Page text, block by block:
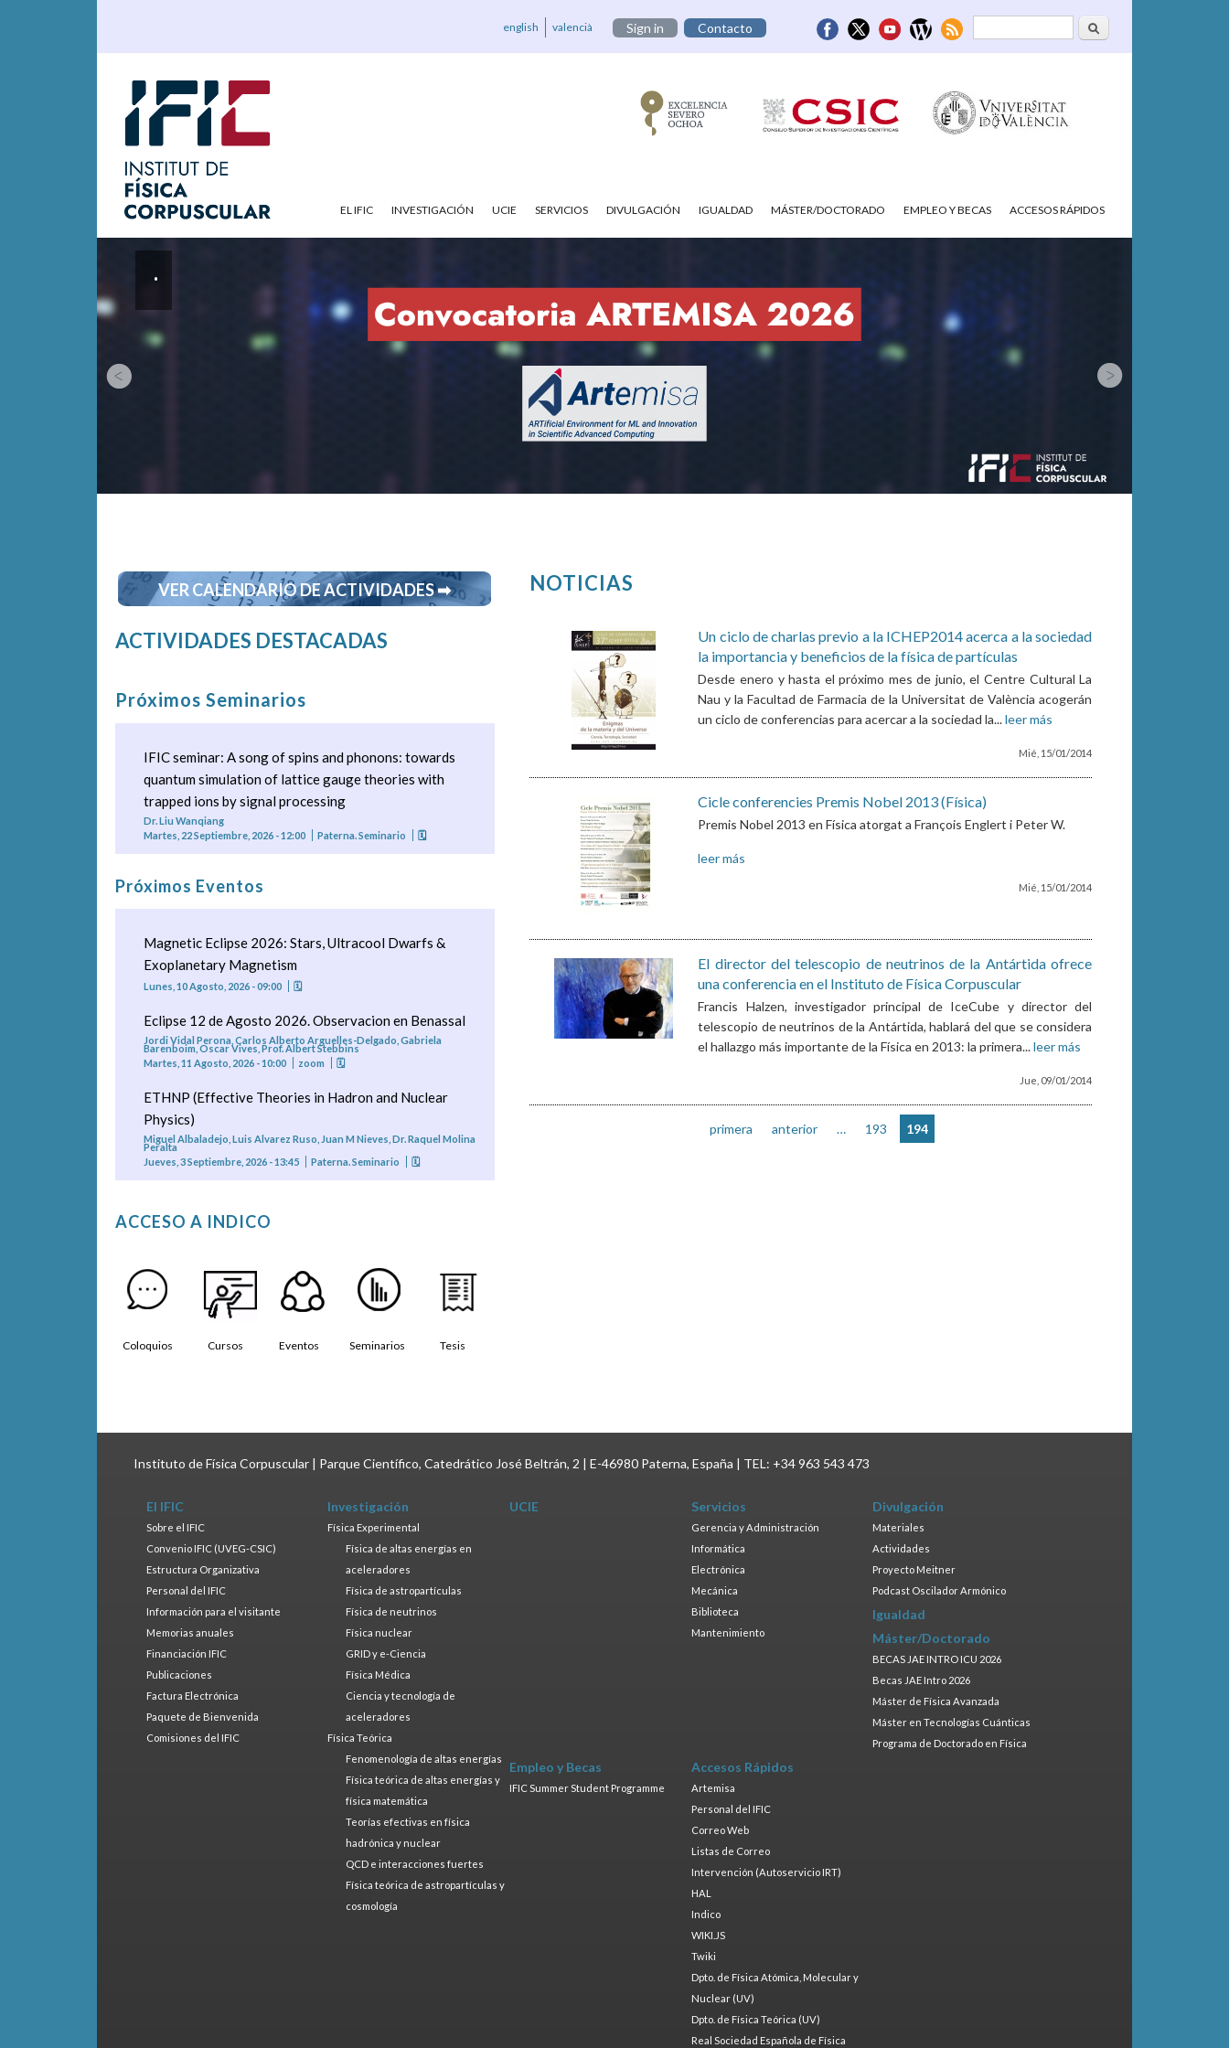
Formulario deBuscar
english valencià Sign in Contacto
EL IFIC INVESTIGACIÓN UCIE SERVICIOS DIVULGACIÓN IGUALDAD MÁSTER/DOCTORADO EMPLEO Y BECAS ACCESOS RÁPIDOS
.
NOTICIAS
Un ciclo de charlas previo a la ICHEP2014 acerca a la sociedad
la importancia y beneficios de la física de partículas
Desde enero y hasta el próximo mes de junio, el Centre Cultural La
Nau y la Facultad de Farmacia de la Universitat de València acogerán
un ciclo de conferencias para acercar a la sociedad la...leer más
Mié, 15/01/2014
Cicle conferencies Premis Nobel 2013 (Física)
Premis Nobel 2013 en Física atorgat a François Englert i Peter W.
leer más
Mié, 15/01/2014
El director del telescopio de neutrinos de la Antártida ofrece
una conferencia en el Instituto de Física Corpuscular
Francis Halzen, investigador principal de IceCube y director del
telescopio de neutrinos de la Antártida, hablará del que se considera
el hallazgo más importante de la Física en 2013: la primera...leer más
Jue, 09/01/2014
Páginas
primera anterior … 193 194
VER CALENDARIO DE ACTIVIDADES ➡
ACTIVIDADES DESTACADAS
Próximos Seminarios
IFIC seminar: A song of spins and phonons: towards
quantum simulation of lattice gauge theories with
trapped ions by signal processing
Dr. Liu Wanqiang
Martes, 22 Septiembre, 2026 - 12:00
Paterna. Seminario 🗓
Próximos Eventos
Magnetic Eclipse 2026: Stars, Ultracool Dwarfs &
Exoplanetary Magnetism
Lunes, 10 Agosto, 2026 - 09:00 🗓
Eclipse 12 de Agosto 2026. Observacion en Benassal
Jordi Vidal Perona, Carlos Alberto Arguelles-Delgado, Gabriela
Barenboim, Oscar Vives, Prof. Albert Stebbins
Martes, 11 Agosto, 2026 - 10:00
zoom 🗓
ETHNP (Effective Theories in Hadron and Nuclear
Physics)
Miguel Albaladejo, Luis Alvarez Ruso, Juan M Nieves, Dr. Raquel Molina
Peralta
Jueves, 3 Septiembre, 2026 - 13:45
Paterna. Seminario 🗓
ACCESO A INDICO
Coloquios Cursos Eventos Seminarios Tesis
Instituto de Física Corpuscular | Parque Científico, Catedrático José Beltrán, 2 | E-46980 Paterna, España | TEL: +34 963 543 473
El IFIC
Sobre el IFIC
Convenio IFIC (UVEG-CSIC)
Estructura Organizativa
Personal del IFIC
Información para el visitante
Memorias anuales
Financiación IFIC
Publicaciones
Factura Electrónica
Paquete de Bienvenida
Comisiones del IFIC
Investigación
Física Experimental
Física de altas energías en
aceleradores
Física de astropartículas
Física de neutrinos
Física nuclear
GRID y e-Ciencia
Física Médica
Ciencia y tecnología de
aceleradores
Física Teórica
Fenomenología de altas energías
Física teórica de altas energías y
física matemática
Teorías efectivas en física
hadrónica y nuclear
QCD e interacciones fuertes
Física teórica de astropartículas y
cosmología
UCIE Servicios
Gerencia y Administración
Informática
Electrónica
Mecánica
Biblioteca
Mantenimiento
Divulgación
Materiales
Actividades
Proyecto Meitner
Podcast Oscilador Armónico
Igualdad
Máster/Doctorado
BECAS JAE INTRO ICU 2026
Becas JAE Intro 2026
Máster de Física Avanzada
Máster en Tecnologías Cuánticas
Programa de Doctorado en Física
Empleo y Becas
IFIC Summer Student Programme
Accesos Rápidos
Artemisa
Personal del IFIC
Correo Web
Listas de Correo
Intervención (Autoservicio IRT)
HAL
Indico
WIKI.JS
Twiki
Dpto. de Física Atómica, Molecular y
Nuclear (UV)
Dpto. de Física Teórica (UV)
Real Sociedad Española de Física